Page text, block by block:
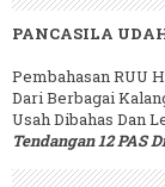
PANCASILA
Pembahasan RUU
Dari Berbagai
Usah Dibahas Dan
Tendangan 12 PAS